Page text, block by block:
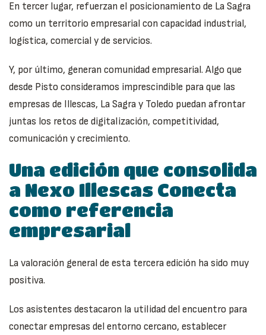
En tercer lugar, refuerzan el posicionamiento de La Sagra
como un territorio empresarial con capacidad industrial,
logística, comercial y de servicios.
Y, por último, generan comunidad empresarial. Algo que
desde Pisto consideramos imprescindible para que las
empresas de Illescas, La Sagra y Toledo puedan afrontar
juntas los retos de digitalización, competitividad,
comunicación y crecimiento.
Una edición que consolida
a Nexo Illescas Conecta
como referencia
empresarial
La valoración general de esta tercera edición ha sido muy
positiva.
Los asistentes destacaron la utilidad del encuentro para
conectar empresas del entorno cercano, establecer